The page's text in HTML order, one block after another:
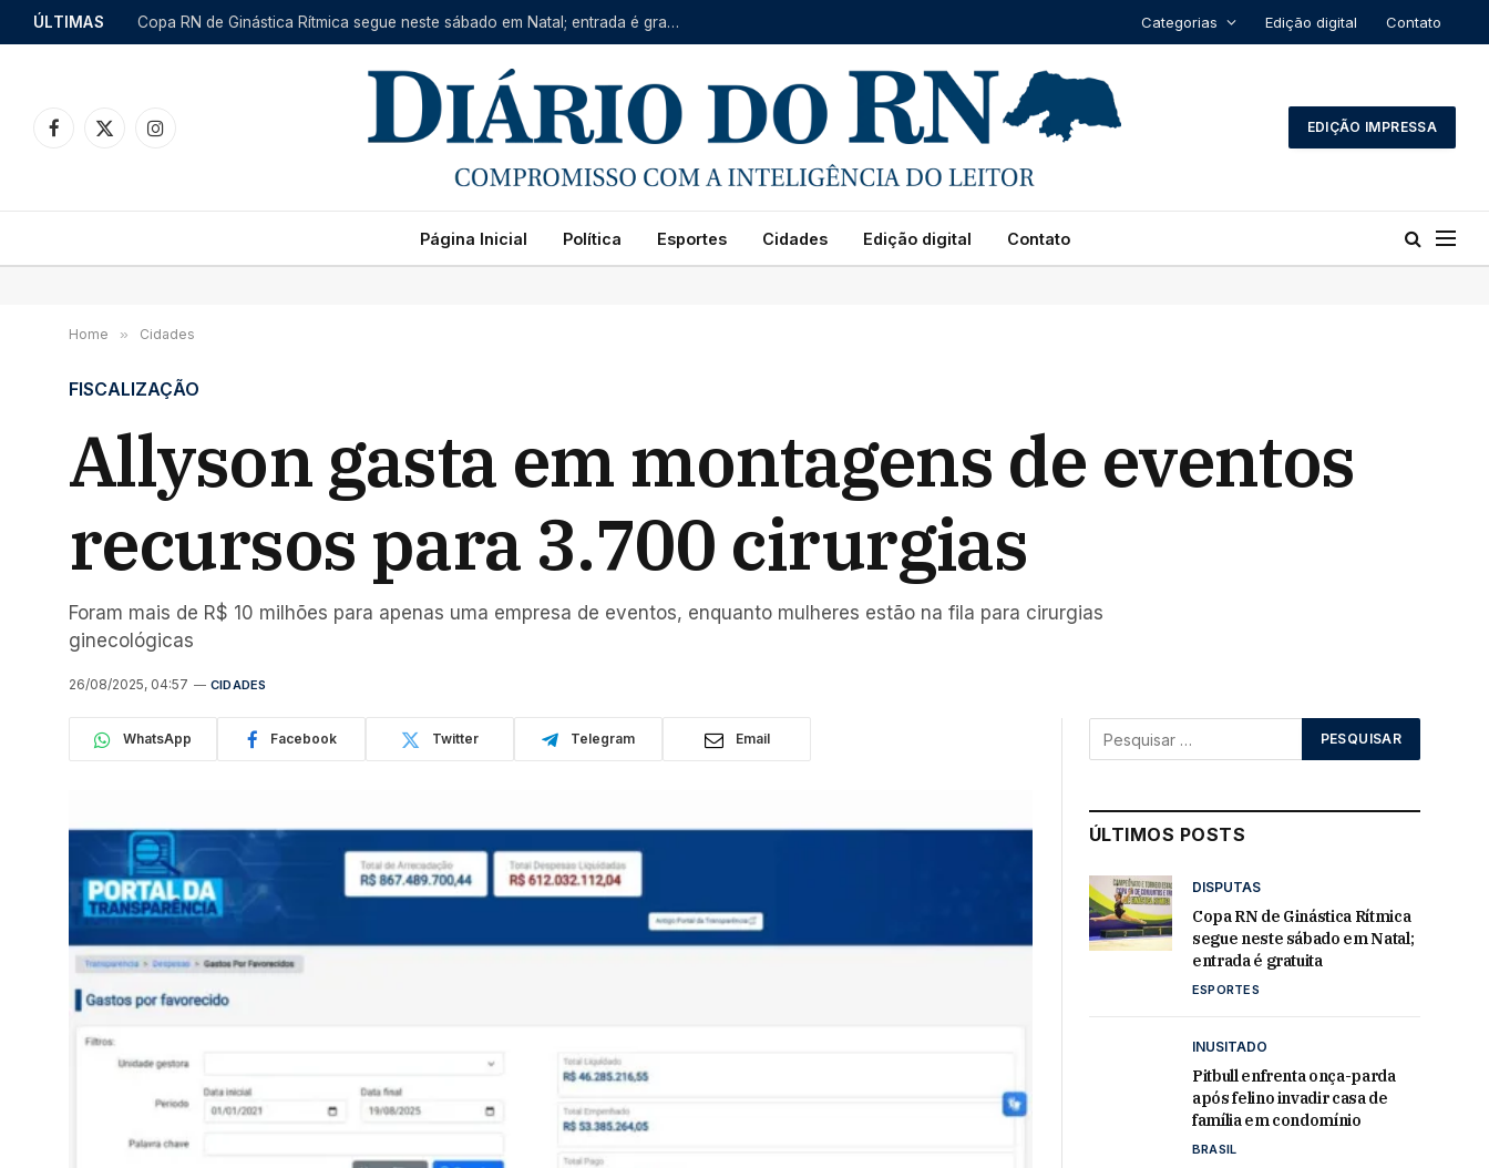
ÚLTIMAS Copa RN de Ginástica Rítmica segue neste sábado em Natal; entrada é gratuita Categorias Edição digital Contato
Facebook
X
Instagram
EDIÇÃO IMPRESSA
Página Inicial Política Esportes Cidades Edição digital Contato
Home » Cidades
FISCALIZAÇÃO
Allyson gasta em montagens de eventos
recursos para 3.700 cirurgias
Foram mais de R$ 10 milhões para apenas uma empresa de eventos, enquanto mulheres estão na fila para cirurgias
ginecológicas
26/08/2025, 04:57 CIDADES
WhatsApp Facebook Twitter Telegram Email
ÚLTIMOS POSTS
DISPUTAS
Copa RN de Ginástica Rítmica
segue neste sábado em Natal;
entrada é gratuita
ESPORTES
INUSITADO
Pitbull enfrenta onça-parda
após felino invadir casa de
família em condomínio
BRASIL